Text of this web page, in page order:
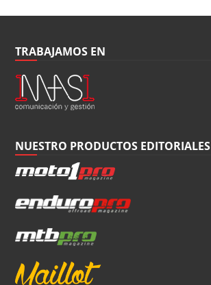
TRABAJAMOS EN
NUESTRO PRODUCTOS EDITORIALES